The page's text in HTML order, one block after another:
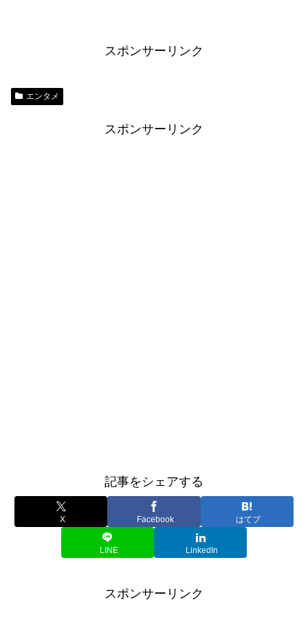
スポンサーリンク
エンタメ
スポンサーリンク
記事をシェアする
X Facebook はてブ
LINE LinkedIn
スポンサーリンク